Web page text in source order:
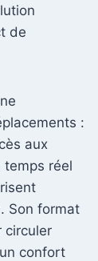
de
:
aux
temps réel
Son format
circuler
confort